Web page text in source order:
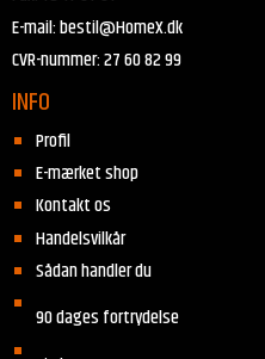
E-mail:bestil@HomeX.dk
CVR-nummer:27 60 82 99
INFO
Profil
E-mærket shop
Kontakt os
Handelsvilkår
Sådan handler du
90 dages fortrydelse